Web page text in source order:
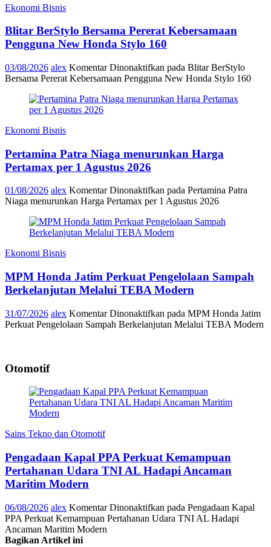
Ekonomi Bisnis
Blitar BerStylo Bersama Pererat Kebersamaan
Pengguna New Honda Stylo 160
03/08/2026 alex Komentar Dinonaktifkan pada Blitar BerStylo
Bersama Pererat Kebersamaan Pengguna New Honda Stylo 160
Ekonomi Bisnis
Pertamina Patra Niaga menurunkan Harga
Pertamax per 1 Agustus 2026
01/08/2026 alex Komentar Dinonaktifkan pada Pertamina Patra
Niaga menurunkan Harga Pertamax per 1 Agustus 2026
Ekonomi Bisnis
MPM Honda Jatim Perkuat Pengelolaan Sampah
Berkelanjutan Melalui TEBA Modern
31/07/2026 alex Komentar Dinonaktifkan pada MPM Honda Jatim
Perkuat Pengelolaan Sampah Berkelanjutan Melalui TEBA Modern
Otomotif
Sains Tekno dan Otomotif
Pengadaan Kapal PPA Perkuat Kemampuan
Pertahanan Udara TNI AL Hadapi Ancaman
Maritim Modern
06/08/2026 alex Komentar Dinonaktifkan pada Pengadaan Kapal
PPA Perkuat Kemampuan Pertahanan Udara TNI AL Hadapi
Ancaman Maritim Modern
Bagikan Artikel ini